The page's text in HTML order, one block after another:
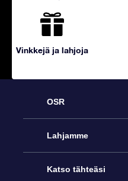
Vinkkejä ja lahjoja
OSR
Palvelu
Ota meihin yhteyttä
Lahjamme
Online Star -lahja
Katso tähteäsi